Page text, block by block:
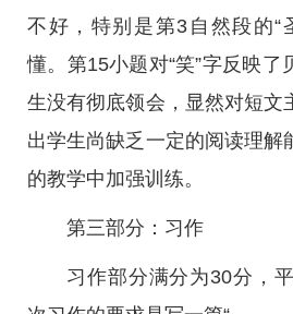
不好，特别是第3自然段的“
懂。第15小题对“笑”字反映了
生没有彻底领会，显然对短文
出学生尚缺乏一定的阅读理解
的教学中加强训练。
第三部分：习作
习作部分满分为30分，